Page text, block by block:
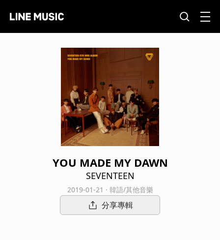
YOU MADE MY DAWN
SEVENTEEN
2019-01-21 · 韓語/其他音樂
分享專輯